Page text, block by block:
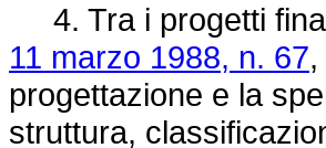
4. Tra i progetti
11 marzo 1988, n. 67
progettazione e la
struttura,